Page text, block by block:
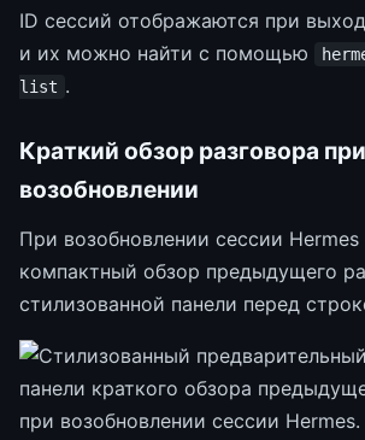
ID сессий отображаются при
и их можно найти с помощью
list .
Краткий обзор разговора при
возобновлении
При возобновлении сессии
компактный обзор предыдущего
стилизованной панели перед